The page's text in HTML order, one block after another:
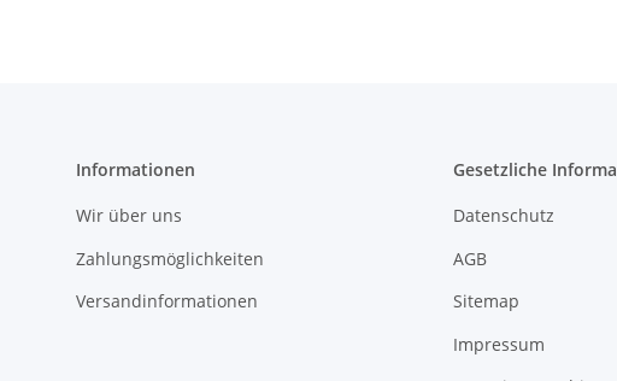
Informationen
Wir über uns
Zahlungsmöglichkeiten
Versandinformationen
Gesetzliche
Datenschutz
AGB
Sitemap
Impressum